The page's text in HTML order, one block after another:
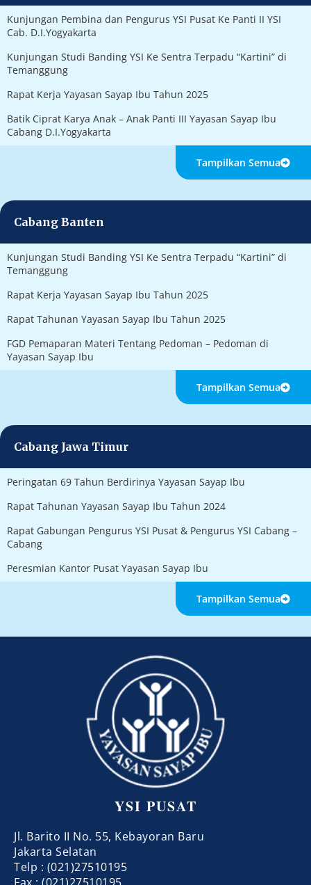
Kunjungan Pembina dan Pengurus YSI Pusat Ke Panti II YSI
Cab. D.I.Yogyakarta
Kunjungan Studi Banding YSI Ke Sentra Terpadu “Kartini” di
Temanggung
Rapat Kerja Yayasan Sayap Ibu Tahun 2025
Batik Ciprat Karya Anak – Anak Panti III Yayasan Sayap Ibu
Cabang D.I.Yogyakarta
Tampilkan Semua
Cabang Banten
Kunjungan Studi Banding YSI Ke Sentra Terpadu “Kartini” di
Temanggung
Rapat Kerja Yayasan Sayap Ibu Tahun 2025
Rapat Tahunan Yayasan Sayap Ibu Tahun 2025
FGD Pemaparan Materi Tentang Pedoman – Pedoman di
Yayasan Sayap Ibu
Tampilkan Semua
Cabang Jawa Timur
Peringatan 69 Tahun Berdirinya Yayasan Sayap Ibu
Rapat Tahunan Yayasan Sayap Ibu Tahun 2024
Rapat Gabungan Pengurus YSI Pusat & Pengurus YSI Cabang –
Cabang
Peresmian Kantor Pusat Yayasan Sayap Ibu
Tampilkan Semua
YSI PUSAT
Jl. Barito II No. 55, Kebayoran Baru
Jakarta Selatan
Telp : (021)27510195